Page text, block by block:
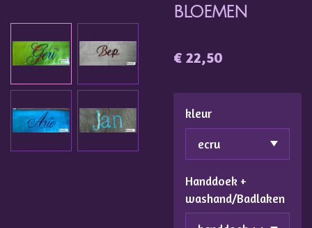
bloemen
€ 22,50
kleur
Handdoek +
washand/Badlaken